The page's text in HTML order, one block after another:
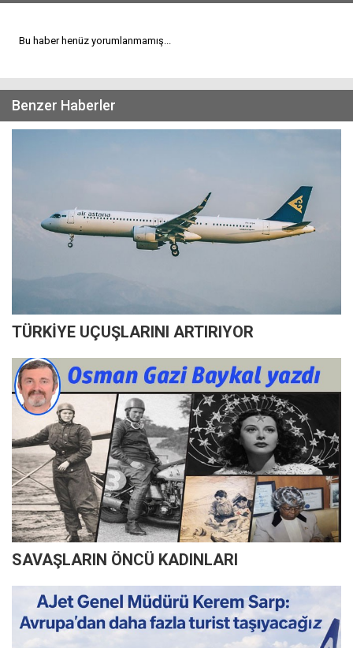
Bu haber henüz yorumlanmamış...
Benzer Haberler
TÜRKİYE UÇUŞLARINI ARTIRIYOR
SAVAŞLARIN ÖNCÜ KADINLARI